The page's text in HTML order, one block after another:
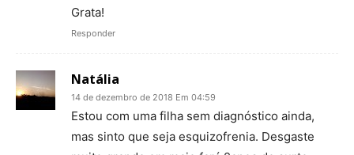
Grata!
Responder
Natália
14 de dezembro de 2018 Em 04:59
Estou com uma filha sem diagnóstico ainda,
mas sinto que seja esquizofrenia. Desgaste